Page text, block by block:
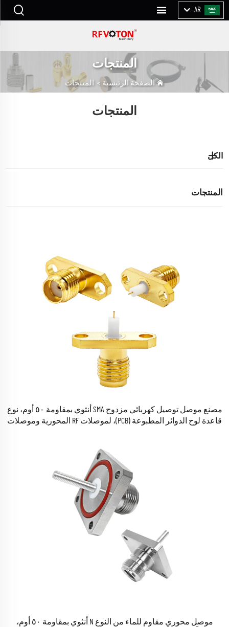
AR
المنتجات
الصفحة الرئيسية > المنتجات
المنتجات
الكل
المنتجات
مصنع موصل توصيل كهربائي مزدوج SMA أنثوي بمقاومة ٥٠ أوم، نوع
قاعدة لوح الدوائر المطبوعة (PCB)، لموصلات RF المحورية وموصلات
موصل محوري مقاوم للماء من النوع N أنثوي بمقاومة ٥٠ أوم،